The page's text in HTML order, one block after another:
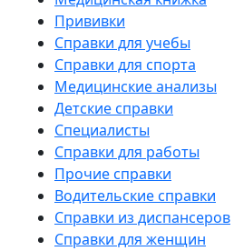
Прививки
Справки для учебы
Справки для спорта
Медицинские анализы
Детские справки
Специалисты
Справки для работы
Прочие справки
Водительские справки
Справки из диспансеров
Справки для женщин